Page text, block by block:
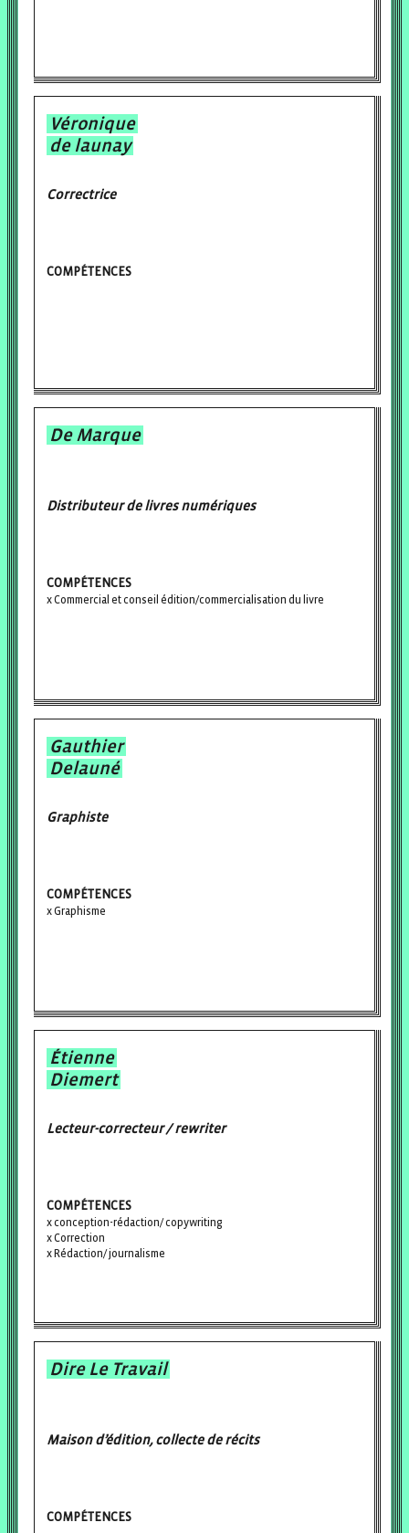
Véronique
de launay
Correctrice
COMPÉTENCES
De Marque
Distributeur de livres numériques
COMPÉTENCES
Commercial et conseil édition/commercialisation du livre
Gauthier
Delauné
Graphiste
COMPÉTENCES
Graphisme
Étienne
Diemert
Lecteur-correcteur / rewriter
COMPÉTENCES
conception-rédaction/ copywriting
Correction
Rédaction/ journalisme
Dire Le Travail
Maison d’édition, collecte de récits
COMPÉTENCES